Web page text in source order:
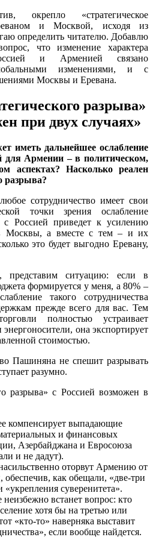
окрепло «стратегическое
и Москвой, исходя из
определить читателю. Добавлю
что изменение характера
и Арменией связано
изменениями, и с
Москвы и Еревана.
разрыва»
при двух случаях»
иметь дальнейшее ослабление
для Армении – в политическом,
аспектах? Насколько реален
разрыва?
сотрудничество имеет свои
точки зрения ослабление
с Россией приведет к усилению
Москвы, а вместе с тем – и их
это будет выгодно Еревану,
представим ситуацию: если в
формируется у меня, а 80% –
такого сотрудничества
прежде всего для вас. Тем
полностью устраивает
она экспортирует
стоимостью.
Пашиняна не спешит разрывать
разумно.
разрыва» с Россией возможен в
компенсирует выпадающие
и финансовых
Азербайджана и Евросоюза
и не дадут).
оторвут Армению от
обеспечив, как обещали, «две-три
суверенитета».
встанет вопрос: кто
хотя бы на третью или
«кто-то» наверняка выставит
если вообще найдется.